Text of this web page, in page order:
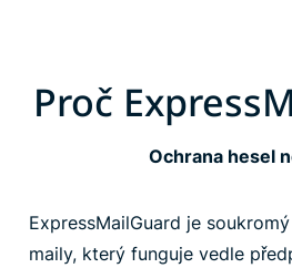
Proč
Ochrana hesel
ExpressMailGuard je
maily, který funguje vedle